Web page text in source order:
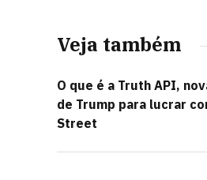
Veja também
O que é a Truth API,
de Trump para lucrar
Street